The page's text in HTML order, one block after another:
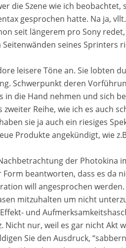
die Szene wie ich
gesprochen hatte. Na ja,
seit längerem pro Sony
seines Sprinters
leisere Töne an. Sie lobten
Schwerpunkt deren
in die Hand nehmen und sich
Reihe, wie ich es auch
sie ja auch ein riesiges
Produkte angekündigt, wie
der Photokina
beantworten, dass es da
will angesprochen
mitzuhalten um nicht
und
nur, weil es gar nicht Akt
Sie den Ausdruck,